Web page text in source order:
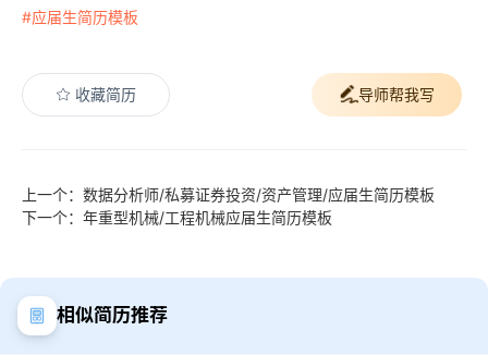
#应届生简历模板
收藏简历 导师帮我写
上一个：数据分析师/私募证券投资/资产管理/应届生简历模板
下一个：年重型机械/工程机械应届生简历模板
相似简历推荐